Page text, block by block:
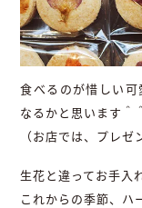
食べるのが惜しい
なるかと思います＾＾
（お店では、プレゼ
生花と違ってお手入
これからの季節、ハ